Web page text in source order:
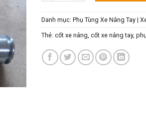
Danh mục: Phụ Tùng Xe Nâng Tay |
Thẻ: cốt xe nâng cốt xe nâng tay,